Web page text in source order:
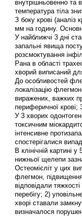
внутрішньовенно та
температура тіла
З боку крові (аналіз
мм на годину.
У найближчі 3 дні
запальні явища
розсмоктування
Рана в області
хворий виписаний
До особливостей
локалізацію
виражених, важких
периферичної крові;
У 3 хворих
токсичним
інтенсивне
спостерігалися
В клінічній картині
нижньої щелепи
Остеомієліт у цих
флегмон,
відповідали
перебігу; 2)
хворі ставали
визначалося